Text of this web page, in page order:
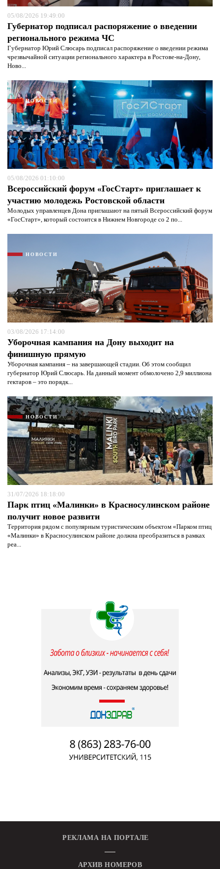
05/08/2026 19:49:00
Губернатор подписал распоряжение о введении
регионального режима ЧС
Губернатор Юрий Слюсарь подписал распоряжение о введении режима
чрезвычайной ситуации регионального характера в Ростове-на-Дону,
Ново...
НОВОСТИ
05/08/2026 01:10:00
Всероссийский форум «ГосСтарт» приглашает к
участию молодежь Ростовской области
Молодых управленцев Дона приглашают на пятый Всероссийский форум
«ГосСтарт», который состоится в Нижнем Новгороде со 2 по...
НОВОСТИ
03/08/2026 17:14:00
Уборочная кампания на Дону выходит на
финишную прямую
Уборочная кампания – на завершающей стадии. Об этом сообщил
губернатор Юрий Слюсарь. На данный момент обмолочено 2,9 миллиона
гектаров – это порядк...
НОВОСТИ
31/07/2026 18:18:00
Парк птиц «Малинки» в Красносулинском районе
получит новое развити
Территория рядом с популярным туристическим объектом «Парком птиц
«Малинки» в Красносулинском районе должна преобразиться в рамках
реа...
Я согласен с
защиты информации*
РЕКЛАМА НА ПОРТАЛЕ
АРХИВ НОМЕРОВ
Я согласен сполитикой конфиденциальности и
защиты информации*